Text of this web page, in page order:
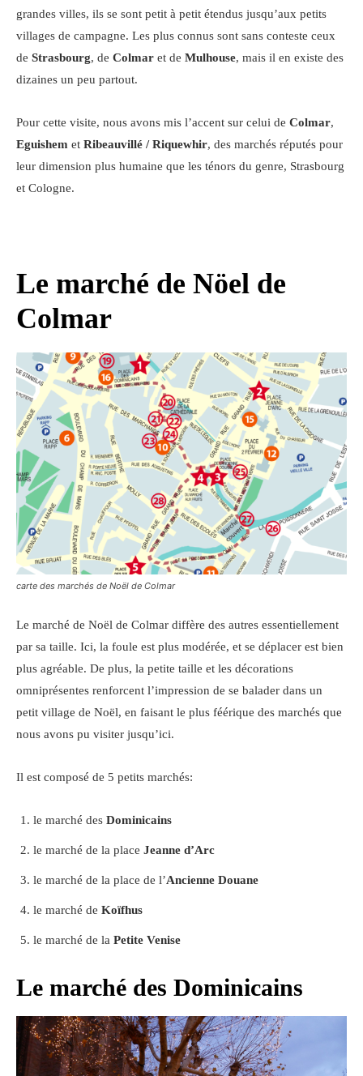
grandes villes, ils se sont petit à petit étendus jusqu’aux petits
villages de campagne. Les plus connus sont sans conteste ceux
de Strasbourg, de Colmar et de Mulhouse, mais il en existe des
dizaines un peu partout.
Pour cette visite, nous avons mis l’accent sur celui de Colmar,
Eguishem et Ribeauvillé / Riquewhir, des marchés réputés pour
leur dimension plus humaine que les ténors du genre, Strasbourg
et Cologne.
Le marché de Nöel de
Colmar
carte des marchés de Noël de Colmar
Le marché de Noël de Colmar diffère des autres essentiellement
par sa taille. Ici, la foule est plus modérée, et se déplacer est bien
plus agréable. De plus, la petite taille et les décorations
omniprésentes renforcent l’impression de se balader dans un
petit village de Noël, en faisant le plus féérique des marchés que
nous avons pu visiter jusqu’ici.
Il est composé de 5 petits marchés:
le marché des Dominicains
le marché de la place Jeanne d’Arc
le marché de la place de l’Ancienne Douane
le marché de Koïfhus
le marché de la Petite Venise
Le marché des Dominicains